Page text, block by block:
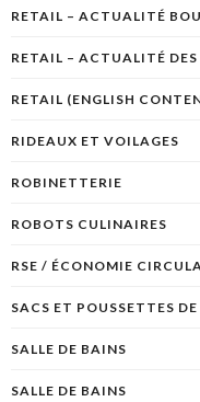
RETAIL – ACTUALITÉ
RETAIL – ACTUALITÉ DES
RETAIL (ENGLISH
RIDEAUX ET VOILAGES
ROBINETTERIE
ROBOTS CULINAIRES
RSE / ÉCONOMIE
SACS ET POUSSETTES
SALLE DE BAINS
SALLE DE BAINS